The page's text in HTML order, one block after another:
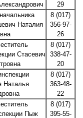
29
Наталия
8 (017)
356-97-
26
Стасевич
8 (017)
338-47-
20
Наталья
8 (017)
363-48-
22
Пыж
8 (017)
395-55-